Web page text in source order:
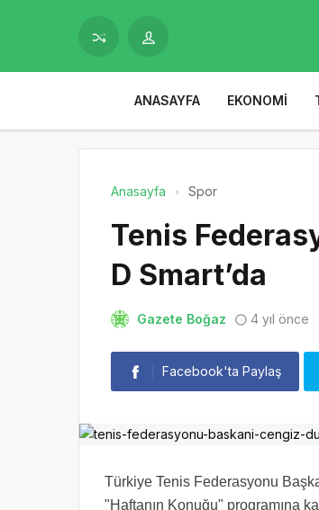
ANASAYFA EKONOMI
Anasayfa Spor
Tenis
D Smart’da
Gazete Boğaz 4 yıl önce
Facebook'ta Paylaş
Türkiye Tenis Federasyonu
"Haftanın Konuğu" programına